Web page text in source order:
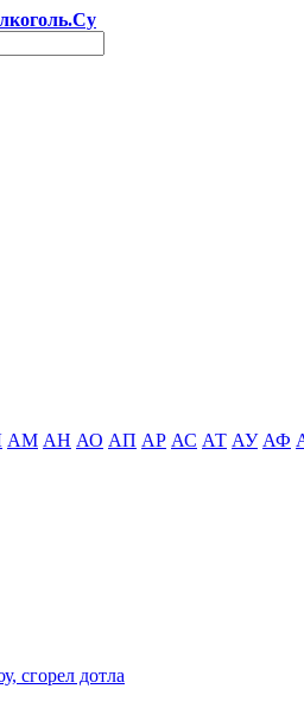
АМ АН АО АП АР АС АТ АУ АФ
сгорел дотла